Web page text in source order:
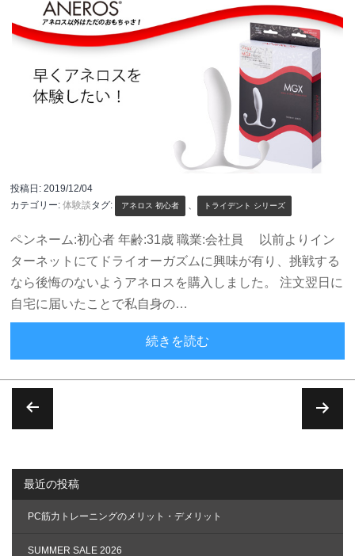
投稿日:2019/12/04
カテゴリー:体験談タグ: アネロス 初心者 トライデント シリーズ
ペンネーム:初心者 年齢:31歳 職業:会社員 以前よりイン
ターネットにてドライオーガズムに興味が有り、挑戦する
なら後悔のないようアネロスを購入しました。 注文翌日に
自宅に届いたことで私自身の…
続きを読む
の
ペ
ー
最近の投稿
PC筋力トレーニングのメリット・デメリット
SUMMER SALE 2026